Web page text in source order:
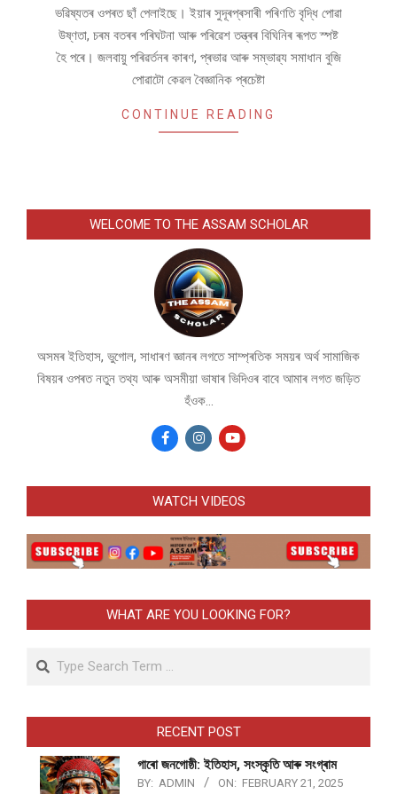
ভৱিষ্যতৰ ওপৰত ছাঁ পেলাইছে। ইয়াৰ সুদূৰপ্ৰসাৰী পৰিণতি বৃদ্ধি পোৱা
উষ্ণতা, চৰম বতৰৰ পৰিঘটনা আৰু পৰিৱেশ তন্ত্ৰৰ বিঘিনিৰ ৰূপত স্পষ্ট
হৈ পৰে। জলবায়ু পৰিৱৰ্তনৰ কাৰণ, প্ৰভাৱ আৰু সম্ভাৱ্য সমাধান বুজি
পোৱাটো কেৱল বৈজ্ঞানিক প্ৰচেষ্টা
CONTINUE READING
WELCOME TO THE ASSAM SCHOLAR
অসমৰ ইতিহাস, ভুগোল, সাধাৰণ জ্ঞানৰ লগতে সাম্প্ৰতিক সময়ৰ অৰ্থ সামাজিক
বিষয়ৰ ওপৰত নতুন তথ্য আৰু অসমীয়া ভাষাৰ ভিদিওৰ বাবে আমাৰ লগত জড়িত
হঁওক...
WATCH VIDEOS
WHAT ARE YOU LOOKING FOR?
Search
RECENT POST
গাৰো জনগোষ্ঠী: ইতিহাস, সংস্কৃতি আৰু সংগ্ৰাম
BY: ADMIN ON: FEBRUARY 21, 2025